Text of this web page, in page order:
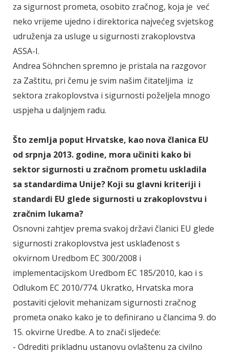
za sigurnost prometa, osobito zračnog, koja je već
neko vrijeme ujedno i direktorica najvećeg svjetskog
udruženja za usluge u sigurnosti zrakoplovstva
ASSA-I.
Andrea Söhnchen spremno je pristala na razgovor
za Zaštitu, pri čemu je svim našim čitateljima iz
sektora zrakoplovstva i sigurnosti poželjela mnogo
uspjeha u daljnjem radu.
Što zemlja poput Hrvatske, kao nova članica EU
od srpnja 2013. godine, mora učiniti kako bi
sektor sigurnosti u zračnom prometu uskladila
sa standardima Unije? Koji su glavni kriteriji i
standardi EU glede sigurnosti u zrakoplovstvu i
zračnim lukama?
Osnovni zahtjev prema svakoj državi članici EU glede
sigurnosti zrakoplovstva jest usklađenost s
okvirnom Uredbom EC 300/2008 i
implementacijskom Uredbom EC 185/2010, kao i s
Odlukom EC 2010/774. Ukratko, Hrvatska mora
postaviti cjelovit mehanizam sigurnosti zračnog
prometa onako kako je to definirano u člancima 9. do
15. okvirne Uredbe. A to znači sljedeće:
- Odrediti prikladnu ustanovu ovlaštenu za civilno